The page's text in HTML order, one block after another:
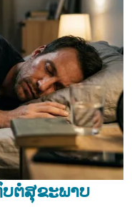
ຕໍ່ສຸຂະພາບ